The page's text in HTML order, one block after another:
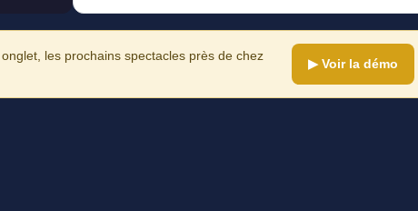
les prochains spectacles près de chez
▶ Voir la démo